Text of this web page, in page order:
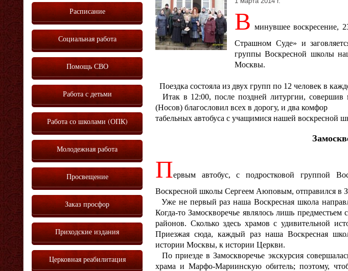
В минувшее воскресение,
Страшном Суде» и
группы Воскресной школы
Москвы.
Поездка состояла из двух групп по 12 человек в
Итак в 12:00, после поздней литургии,
(Носов) благословил всех в дорогу, и два комфор
табельных автобуса с учащимися нашей воскресной
Первым автобус, с подростковой группой
Воскресной школы Сергеем Аюповым, отправился в
Уже не первый раз наша Воскресная школа
Когда-то Замоскворечье являлось лишь
районов. Сколько здесь храмов с удивительной
Приезжая сюда, каждый раз наша Воскресная
истории Москвы, к истории Церкви.
По приезде в Замоскворечье экскурсия
храма и Марфо-Мариинскую обитель; поэтому,
Расписание
Социальная работа
Помощь СВО
Работа с детьми
Работа со школами (ОПК)
Молодежная работа
Просвещение
Заказ просфор
Приходские издания
Церковная реабилитация